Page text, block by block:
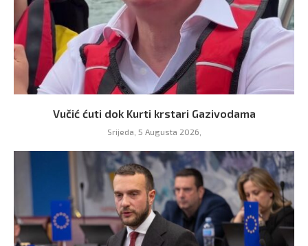
Vučić ćuti dok Kurti krstari Gazivodama
Srijeda, 5 Augusta 2026,